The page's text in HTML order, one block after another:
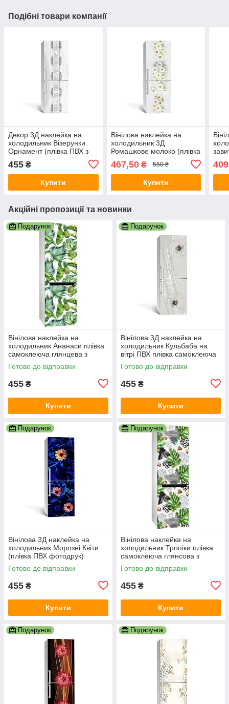
Подібні товари компанії
Декор 3Д наклейка на
холодильник Візерунки
Орнамент (плівка ПВХ з
ламінацією) 600х1800 мм
Абстракція Сірий
455 ₴
Купити
Вінілова наклейка на
холодильник 3Д
Ромашкове молоко (плівка
650х2000 мм квіти Білий
467,50₴ 550 ₴
Купити
Акційні пропозиції та новинки
Подарунок
Вінілова наклейка на
холодильник Ананаси плівка
самоклеюча глянцева з
ламінацією 600х1800 мм
Готово до відправки
455 ₴
Купити
Подарунок
Вінілова 3Д наклейка на
холодильник Кульбаба на
вітрі ПВХ плівка самоклеюча
Текстури Сірий 600х1800 мм
Готово до відправки
455 ₴
Купити
Подарунок
Вінілова 3Д наклейка на
холодильник Морозні Квіти
(плівка ПВХ фотодрук)
600х1800 мм Абстракція
Синій
Готово до відправки
455 ₴
Купити
Подарунок
Вінілова наклейка на
холодильник Тропіки плівка
самоклеюча глянсова з
ламінацією 600х1800 мм
Готово до відправки
455 ₴
Купити
Подарунок Подарунок